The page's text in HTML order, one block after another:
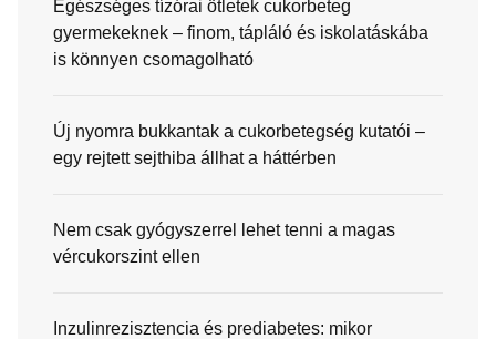
Egészséges tízórai ötletek cukorbeteg
gyermekeknek – finom, tápláló és iskolatáskába
is könnyen csomagolható
Új nyomra bukkantak a cukorbetegség kutatói –
egy rejtett sejthiba állhat a háttérben
Nem csak gyógyszerrel lehet tenni a magas
vércukorszint ellen
Inzulinrezisztencia és prediabetes: mikor